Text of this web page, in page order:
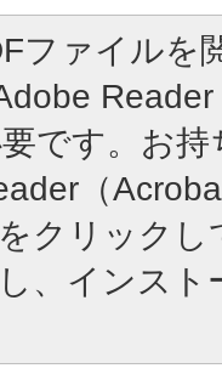
ファイルを
Adobe
です。お
（
クリック
、インスト